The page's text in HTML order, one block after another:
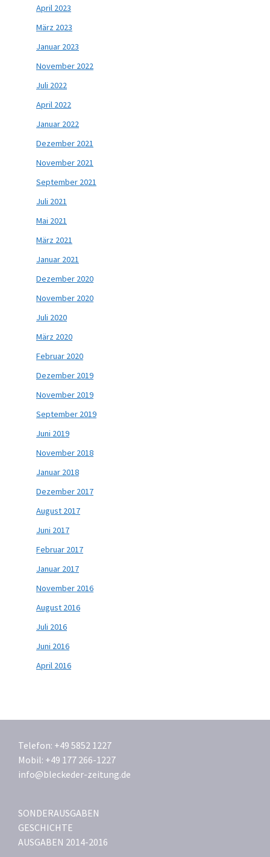
April 2023
März 2023
Januar 2023
November 2022
Juli 2022
April 2022
Januar 2022
Dezember 2021
November 2021
September 2021
Juli 2021
Mai 2021
März 2021
Januar 2021
Dezember 2020
November 2020
Juli 2020
März 2020
Februar 2020
Dezember 2019
November 2019
September 2019
Juni 2019
November 2018
Januar 2018
Dezember 2017
August 2017
Juni 2017
Februar 2017
Januar 2017
November 2016
August 2016
Juli 2016
Juni 2016
April 2016
Telefon: +49 5852 1227
Mobil: +49 177 266-1227
info@bleckeder-zeitung.de
SONDERAUSGABEN
GESCHICHTE
AUSGABEN 2014-2016